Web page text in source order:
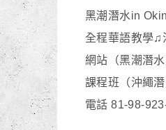
黑潮潛水in
全程華語教學♫
網站（黑潮潛
課程班（沖繩
電話 81-98-